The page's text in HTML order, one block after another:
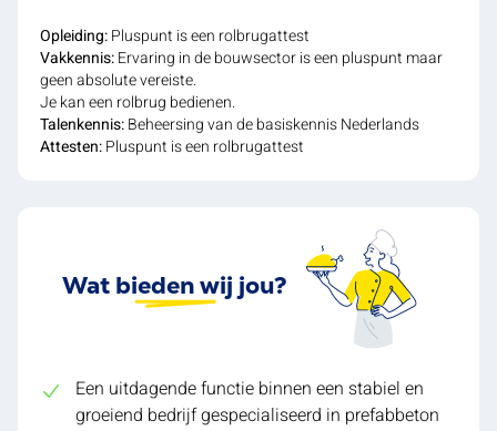
Opleiding:Pluspunt is een rolbrugattest
Vakkennis:Ervaring in de bouwsector is een pluspunt maar
geen absolute vereiste.
Je kan een rolbrug bedienen.
Talenkennis:Beheersing van de basiskennis Nederlands
Attesten:Pluspunt is een rolbrugattest
Wat bieden wij jou?
Een uitdagende functie binnen een stabiel en
groeiend bedrijf gespecialiseerd in prefabbeton